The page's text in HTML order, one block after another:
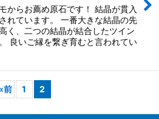
からお薦め原石です！ 結晶が貫入
れています。 一番大きな結晶の先
く、二つの結晶が結合したツイン
良いご縁を繋ぎ育むと言われてい
前 1 2